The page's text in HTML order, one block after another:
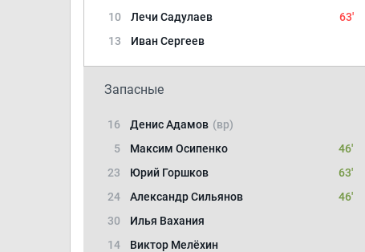
10
Лечи Садулаев
63'
13
Иван Сергеев
Запасные
16 Денис Адамов (вр)
5
Максим Осипенко
46'
23
Юрий Горшков
63'
24
Александр Сильянов
46'
30
Илья Вахания
14
Виктор Мелёхин